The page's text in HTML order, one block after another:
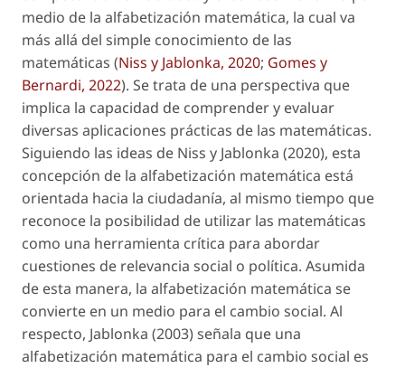
medio de la alfabetización matemática, la cual va
más allá del simple conocimiento de las
matemáticas (Niss y Jablonka, 2020; Gomes y
Bernardi, 2022). Se trata de una perspectiva que
implica la capacidad de comprender y evaluar
diversas aplicaciones prácticas de las matemáticas.
Siguiendo las ideas de Niss y Jablonka (2020), esta
concepción de la alfabetización matemática está
orientada hacia la ciudadanía, al mismo tiempo que
reconoce la posibilidad de utilizar las matemáticas
como una herramienta crítica para abordar
cuestiones de relevancia social o política. Asumida
de esta manera, la alfabetización matemática se
convierte en un medio para el cambio social. Al
respecto, Jablonka (2003) señala que una
alfabetización matemática para el cambio social es